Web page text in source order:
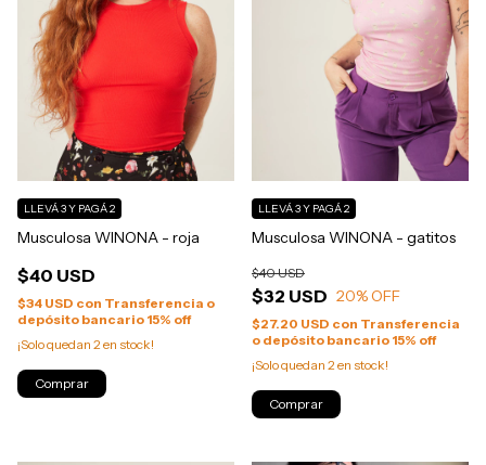
Musculosa WINONA - roja
$40 USD
LLEVÁ 3 Y PAGÁ 2
$34 USD con Transferencia o
depósito bancario 15% off
¡Solo quedan 2 en stock!
Comprar
Musculosa WINONA - gatitos
$32 USD
$40 USD
20% OFF
LLEVÁ 3 Y PAGÁ 2
$27.20 USD con Transferencia
o depósito bancario 15% off
¡Solo quedan 2 en stock!
Comprar